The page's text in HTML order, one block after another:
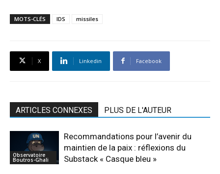
MOTS-CLÉS IDS missiles
X Linkedin Facebook
ARTICLES CONNEXES PLUS DE L'AUTEUR
Observatoire
Boutros-Ghali
Recommandations pour l’avenir du
maintien de la paix : réflexions du
Substack « Casque bleu »